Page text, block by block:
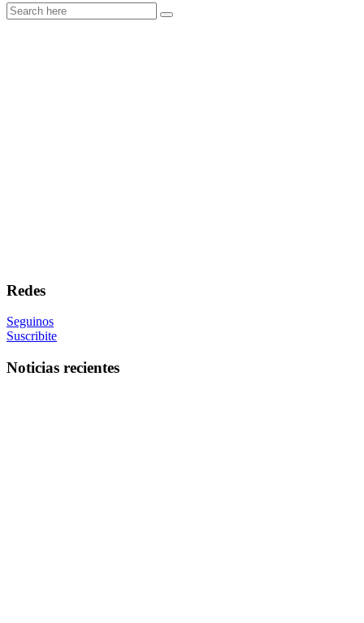
Redes
Seguinos
Suscribite
Noticias recientes